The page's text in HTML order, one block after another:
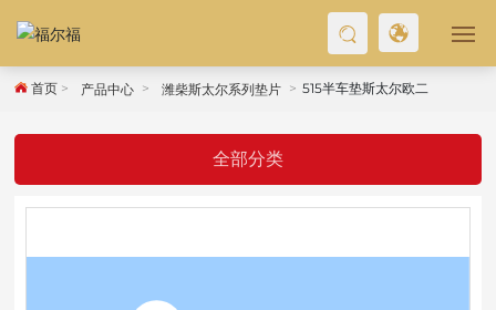
首页
产品中心
首页 产品中心 潍柴斯太尔系列垫片 515半车垫斯太尔欧二
全部分类